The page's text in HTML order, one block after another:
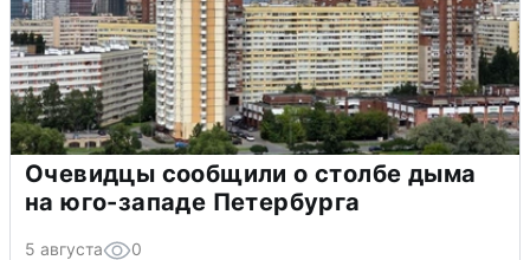
Очевидцы сообщили о столбе дыма
на юго-западе Петербурга
5 августа 0